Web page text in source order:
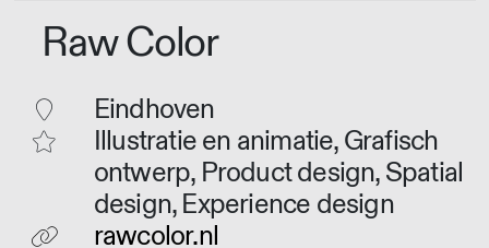
Raw Color
Eindhoven
Illustratie en animatie, Grafisch
ontwerp, Product design, Spatial
design, Experience design
rawcolor.nl